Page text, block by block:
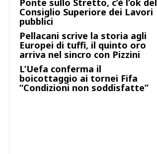
Ponte sullo Stretto, c’è l’ok del
Consiglio Superiore dei Lavori
pubblici
Pellacani scrive la storia agli
Europei di tuffi, il quinto oro
arriva nel sincro con Pizzini
L’Uefa conferma il
boicottaggio ai tornei Fifa
“Condizioni non soddisfatte”